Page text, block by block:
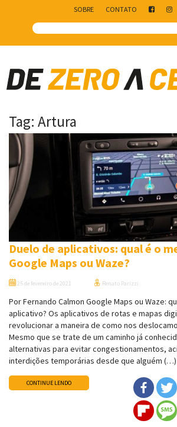
SOBRE CONTATO
Main Navigation
Tag: Artura
Duelo de aplicativos: qual é o
Google Maps ou Waze?
25 de fevereiro de 2021 Renato Parizzi
Por Fernando Calmon Google Maps ou Waze:
aplicativo? Os aplicativos de rotas e mapas
revolucionar a maneira de como nos
Mesmo que se trate de um caminho já
alternativas para evitar congestionamentos,
interdições temporárias desde que alguém (…)
CONTINUE LENDO